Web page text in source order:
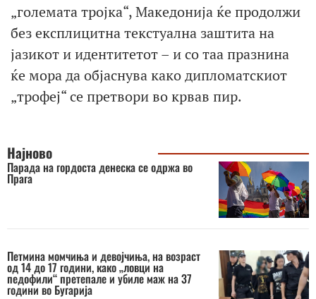
„големата тројка“, Македонија ќе продолжи
без експлицитна текстуална заштита на
јазикот и идентитетот – и со таа празнина
ќе мора да објаснува како дипломатскиот
„трофеј“ се претвори во крвав пир.
Најново
Парада на гордоста денеска се одржа во
Прага
Петмина момчиња и девојчиња, на возраст
од 14 до 17 години, како „ловци на
педофили“ претепале и убиле маж на 37
години во Бугарија